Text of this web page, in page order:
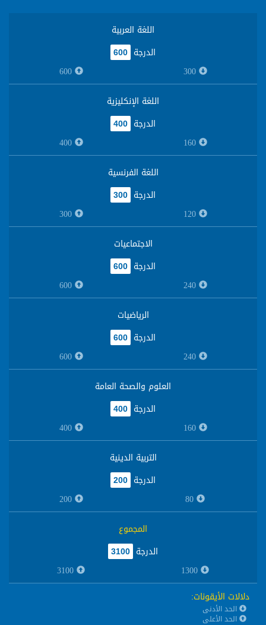
اللغة العربية
الدرجة
600
300
600
اللغة الإنكليزية
الدرجة
400
160
400
اللغة الفرنسية
الدرجة
300
120
300
الاجتماعيات
الدرجة
600
240
600
الرياضيات
الدرجة
600
240
600
العلوم والصحة العامة
الدرجة
400
160
400
التربية الدينية
الدرجة
200
200
المجموع
الدرجة
3100
دلالات الأيقونات:
الحد الأدنى
الحد الأعلى